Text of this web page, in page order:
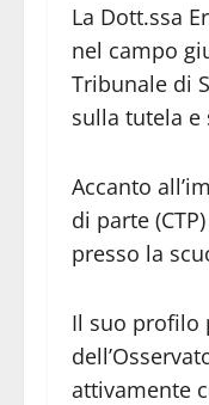
La Dott.ssa
nel campo
Tribunale di
sulla tutela
Accanto
di parte
presso la
Il suo profilo
attivamente